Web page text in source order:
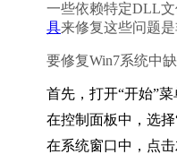
一些依赖特定DLL
具来修复这些问题是
要修复Win7系统中
首先，打开“开始”菜
在控制面板中，选择
在系统窗口中，点击